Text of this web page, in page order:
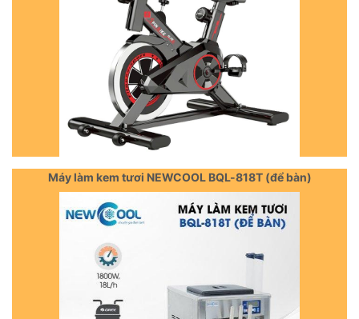
Máy làm kem tươi NEWCOOL BQL-818T (để bàn)